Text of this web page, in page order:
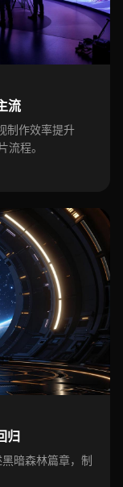
流
制作效率提升
程。
归
暗森林篇章，制